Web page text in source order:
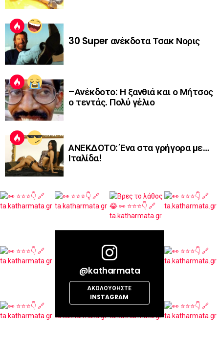
30 Super ανέκδοτα Τσακ Νορις
–Ανέκδοτο: Η ξανθιά και ο Μήτσος
ο τεντάς. Πολύ γέλιο
ΑΝΕΚΔΟΤΟ: Ένα στα γρήγορα με…
Ιταλίδα!
@katharmata
ΑΚΟΛΟΥΘΉΣΤΕ
INSTAGRAM